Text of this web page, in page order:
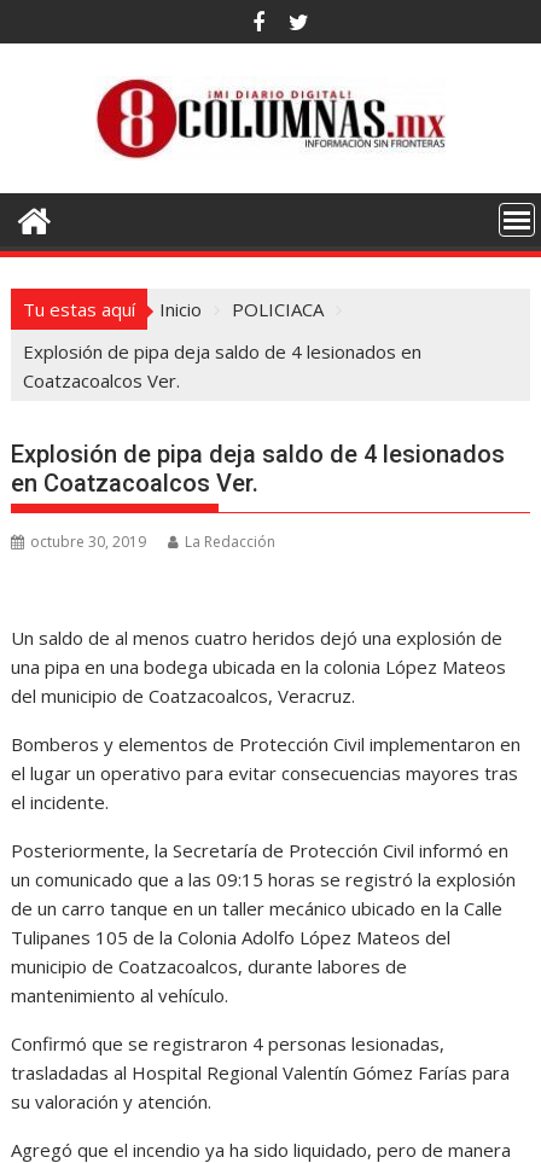
al
Tu estas aquí Inicio
POLICIACA
Explosión de pipa deja saldo de 4 lesionados en
Coatzacoalcos Ver.
Explosión de pipa deja saldo de 4 lesionados
en Coatzacoalcos Ver.
octubre 30, 2019 La Redacción
Un saldo de al menos cuatro heridos dejó una explosión de
una pipa en una bodega ubicada en la colonia López Mateos
del municipio de Coatzacoalcos, Veracruz.
Bomberos y elementos de Protección Civil implementaron en
el lugar un operativo para evitar consecuencias mayores tras
el incidente.
Posteriormente, la Secretaría de Protección Civil informó en
un comunicado que a las 09:15 horas se registró la explosión
de un carro tanque en un taller mecánico ubicado en la Calle
Tulipanes 105 de la Colonia Adolfo López Mateos del
municipio de Coatzacoalcos, durante labores de
mantenimiento al vehículo.
Confirmó que se registraron 4 personas lesionadas,
trasladadas al Hospital Regional Valentín Gómez Farías para
su valoración y atención.
Agregó que el incendio ya ha sido liquidado, pero de manera